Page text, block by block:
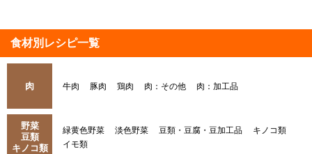
食材別レシピ一覧
肉 牛肉 豚肉 鶏肉 肉：その他 肉：加工品
野菜
豆類
キノコ類
緑黄色野菜 淡色野菜 豆類・豆腐・豆加工品
キノコ類
イモ類